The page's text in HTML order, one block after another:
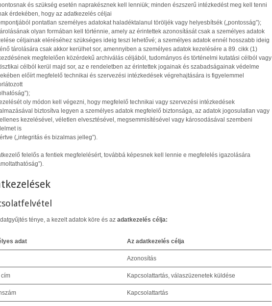
és szükség esetén naprakésznek kell lenniük; minden észszerű intézkedést meg kell tenni
érdekében, hogy az adatkezelés céljai
pontatlan személyes adatokat haladéktalanul töröljék vagy helyesbítsék („pontosság”);
olyan formában kell történnie, amely az érintettek azonosítását csak a személyes adatok
céljainak eléréséhez szükséges ideig teszi lehetővé; a személyes adatok ennél hosszabb ideig
tárolására csak akkor kerülhet sor, amennyiben a személyes adatok kezelésére a 89. cikk (1)
megfelelően közérdekű archiválás céljából, tudományos és történelmi kutatási célból vagy
célból kerül majd sor, az e rendeletben az érintettek jogainak és szabadságainak védelme
előírt megfelelő technikai és szervezési intézkedések végrehajtására is figyelemmel
oly módon kell végezni, hogy megfelelő technikai vagy szervezési intézkedések
biztosítva legyen a személyes adatok megfelelő biztonsága, az adatok jogosulatlan vagy
kezelésével, véletlen elvesztésével, megsemmisítésével vagy károsodásával szembeni
is
(„integritás és bizalmas jelleg”).
felelős a fentiek megfelelésért, továbbá képesnek kell lennie e megfelelés igazolására
ténye, a kezelt adatok köre és az adatkezelés célja:
adat Az adatkezelés célja
Azonosítás
cím Kapcsolattartás, válaszüzenetek küldése
Kapcsolattartás